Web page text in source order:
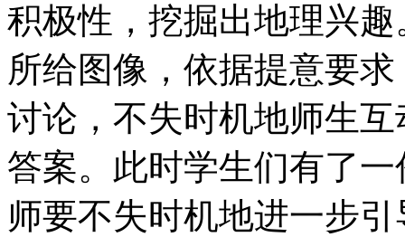
积极性，挖掘出地理兴
所给图像，依据提意要
讨论，不失时机地师生
答案。此时学生们有了
师要不失时机地进一步